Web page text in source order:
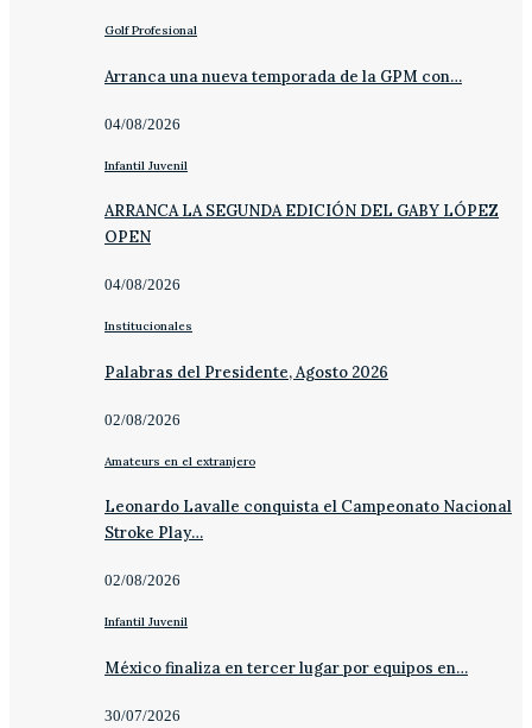
Golf Profesional
Arranca una nueva temporada de la GPM con…
04/08/2026
Infantil Juvenil
ARRANCA LA SEGUNDA EDICIÓN DEL GABY LÓPEZ
OPEN
04/08/2026
Institucionales
Palabras del Presidente, Agosto 2026
02/08/2026
Amateurs en el extranjero
Leonardo Lavalle conquista el Campeonato Nacional
Stroke Play…
02/08/2026
Infantil Juvenil
México finaliza en tercer lugar por equipos en…
30/07/2026